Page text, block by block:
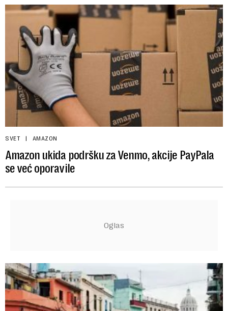
SVET AMAZON
Amazon ukida podršku za Venmo, akcije PayPala
se već oporavile